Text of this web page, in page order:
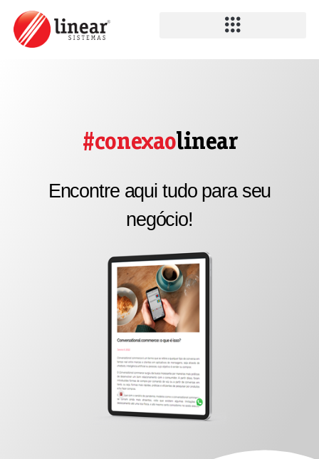
#conexaolinear
Encontre aqui tudo para seu
negócio!